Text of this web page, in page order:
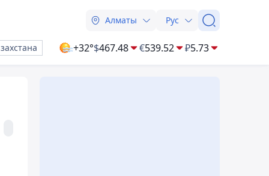
Алматы Рус
+32°$467.48 €539.52 ₽5.73